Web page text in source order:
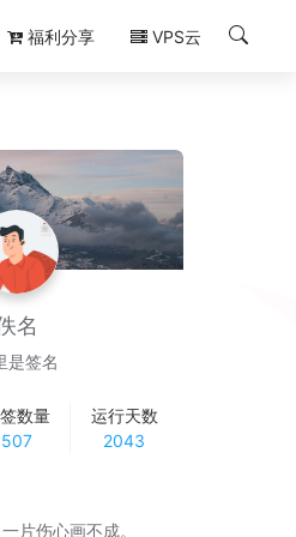
福利分享 VPS云
名
是签名
数量
507
运行天数
2043
片伤心画不成。